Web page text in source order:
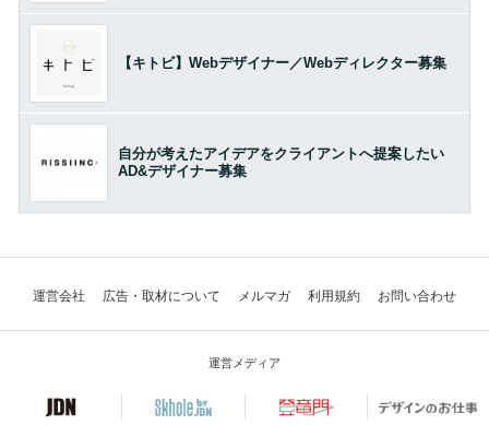
【キトビ】Webデザイナー／Webディレクター募集
自分が考えたアイデアをクライアントへ提案したい
AD&デザイナー募集
運営会社 広告・取材について メルマガ 利用規約 お問い合わせ
運営メディア